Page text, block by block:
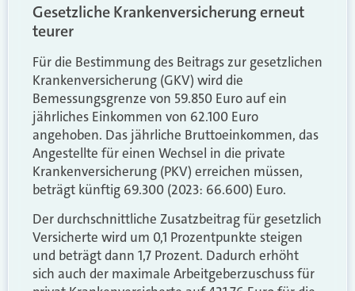
Gesetzliche Krankenversicherung erneut
teurer
Für die Bestimmung des Beitrags zur gesetzlichen
Krankenversicherung (GKV) wird die
Bemessungsgrenze von 59.850 Euro auf ein
jährliches Einkommen von 62.100 Euro
angehoben. Das jährliche Bruttoeinkommen, das
Angestellte für einen Wechsel in die private
Krankenversicherung (PKV) erreichen müssen,
beträgt künftig 69.300 (2023: 66.600) Euro.
Der durchschnittliche Zusatzbeitrag für gesetzlich
Versicherte wird um 0,1 Prozentpunkte steigen
und beträgt dann 1,7 Prozent. Dadurch erhöht
sich auch der maximale Arbeitgeberzuschuss für